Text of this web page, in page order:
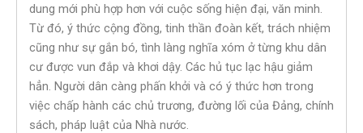
dung mới phù hợp hơn với cuộc sống hiện đại, văn minh.
Từ đó, ý thức cộng đồng, tinh thần đoàn kết, trách nhiệm
cũng như sự gắn bó, tình làng nghĩa xóm ở từng khu dân
cư được vun đắp và khơi dậy. Các hủ tục lạc hậu giảm
hẳn. Người dân càng phấn khởi và có ý thức hơn trong
việc chấp hành các chủ trương, đường lối của Đảng, chính
sách, pháp luật của Nhà nước.